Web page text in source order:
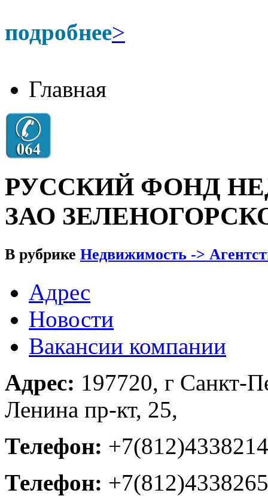
подробнее>
Главная
РУССКИЙ ФОНД
ЗАО
В рубрике Недвижимость ->
Адрес
Новости
Вакансии компании
Адрес: 197720, г Санкт-
Ленина пр-кт, 25,
Телефон: +7(812)4338214
Телефон: +7(812)4338265